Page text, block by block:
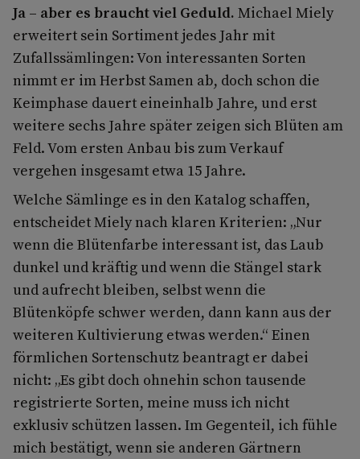
Ja – aber es braucht viel Geduld. Michael Miely
erweitert sein Sortiment jedes Jahr mit
Zufallssämlingen: Von interessanten Sorten
nimmt er im Herbst Samen ab, doch schon die
Keimphase dauert eineinhalb Jahre, und erst
weitere sechs Jahre später zeigen sich Blüten am
Feld. Vom ersten Anbau bis zum Verkauf
vergehen insgesamt etwa 15 Jahre.
Welche Sämlinge es in den Katalog schaffen,
entscheidet Miely nach klaren Kriterien: „Nur
wenn die Blütenfarbe interessant ist, das Laub
dunkel und kräftig und wenn die Stängel stark
und aufrecht bleiben, selbst wenn die
Blütenköpfe schwer werden, dann kann aus der
weiteren Kultivierung etwas werden.“ Einen
förmlichen Sortenschutz beantragt er dabei
nicht: „Es gibt doch ohnehin schon tausende
registrierte Sorten, meine muss ich nicht
exklusiv schützen lassen. Im Gegenteil, ich fühle
mich bestätigt, wenn sie anderen Gärtnern